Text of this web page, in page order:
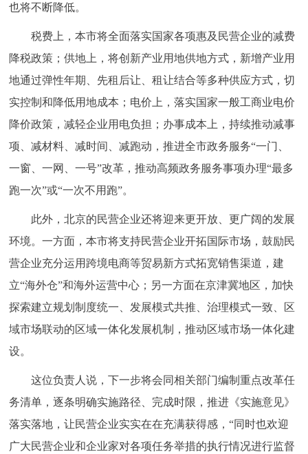
也将不断降低。
税费上，本市将全面落实国家各项惠及民营企业的减费
降税政策；供地上，将创新产业用地供地方式，新增产业用
地通过弹性年期、先租后让、租让结合等多种供应方式，切
实控制和降低用地成本；电价上，落实国家一般工商业电价
降价政策，减轻企业用电负担；办事成本上，持续推动减事
项、减材料、减时间、减跑动，推进全市政务服务“一门、
一窗、一网、一号”改革，推动高频政务服务事项办理“最多
跑一次”或“一次不用跑”。
此外，北京的民营企业还将迎来更开放、更广阔的发展
环境。一方面，本市将支持民营企业开拓国际市场，鼓励民
营企业充分运用跨境电商等贸易新方式拓宽销售渠道，建
立“海外仓”和海外运营中心；另一方面在京津冀地区，加快
探索建立规划制度统一、发展模式共推、治理模式一致、区
域市场联动的区域一体化发展机制，推动区域市场一体化建
设。
这位负责人说，下一步将会同相关部门编制重点改革任
务清单，逐条明确实施路径、完成时限，推进《实施意见》
落实落地，让民营企业实实在在充满获得感，“同时也欢迎
广大民营企业和企业家对各项任务举措的执行情况进行监督